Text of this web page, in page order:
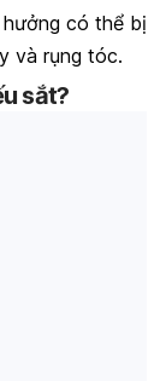
có thể bị
và rụng tóc.
sắt?